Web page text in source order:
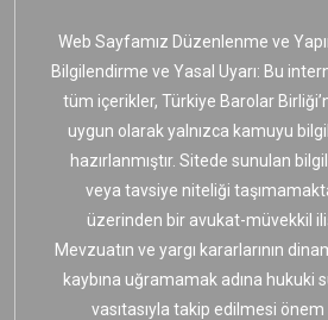
Web Sayfamız Düzenlenme ve
Bilgilendirme ve Yasal Uyarı: Bu
tüm içerikler, Türkiye Barolar
uygun olarak yalnızca kamuyu
hazırlanmıştır. Sitede sunulan
veya tavsiye niteliği
üzerinden bir avukat-müvekkil
Mevzuatın ve yargı kararlarının
kaybına uğramamak adına hukuki
vasıtasıyla takip edilmesi